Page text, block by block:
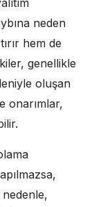
neden
hem de
genellikle
oluşan
onarımlar,